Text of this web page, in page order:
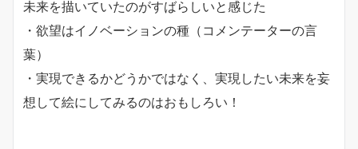
未来を描いていたのがすばらしいと感じた
・欲望はイノベーションの種（コメンテーターの言
葉）
・実現できるかどうかではなく、実現したい未来を妄
想して絵にしてみるのはおもしろい！